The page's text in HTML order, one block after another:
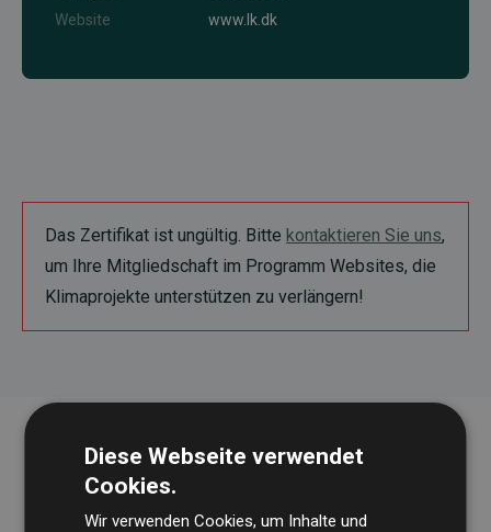
Website
www.lk.dk
Das Zertifikat ist ungültig. Bitte kontaktieren Sie uns,
um Ihre Mitgliedschaft im Programm Websites, die
Klimaprojekte unterstützen zu verlängern!
Diese Webseite verwendet
Cookies.
Wir verwenden Cookies, um Inhalte und